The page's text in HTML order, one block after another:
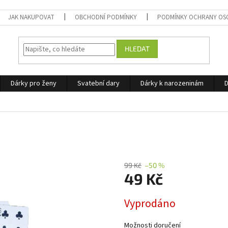
JAK NAKUPOVAT OBCHODNÍ PODMÍNKY PODMÍNKY OCHRANY
HLEDAT
Dárky pro ženy Svatební dary Dárky k narozeninám
99 Kč –50 %
49 Kč
cena:
Vyprodáno
Možnosti doručení